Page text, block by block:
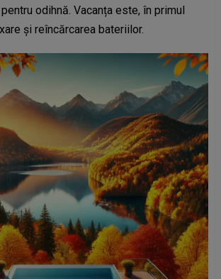
odihnă. Vacanța este, în primul
și reîncărcarea bateriilor.